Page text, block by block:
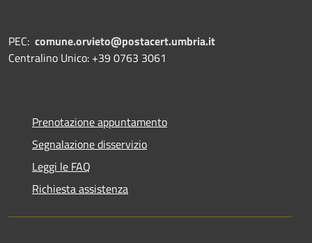
PEC: comune.orvieto@postacert.umbria.it
Centralino Unico: +39 0763 3061
Prenotazione appuntamento
Segnalazione disservizio
Leggi le FAQ
Richiesta assistenza